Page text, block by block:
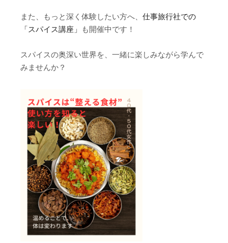
また、もっと深く体験したい方へ、 仕事旅行社での
「スパイス講座」
も開催中です！
スパイスの奥深い世界を、一緒に楽しみながら学んで
みませんか？